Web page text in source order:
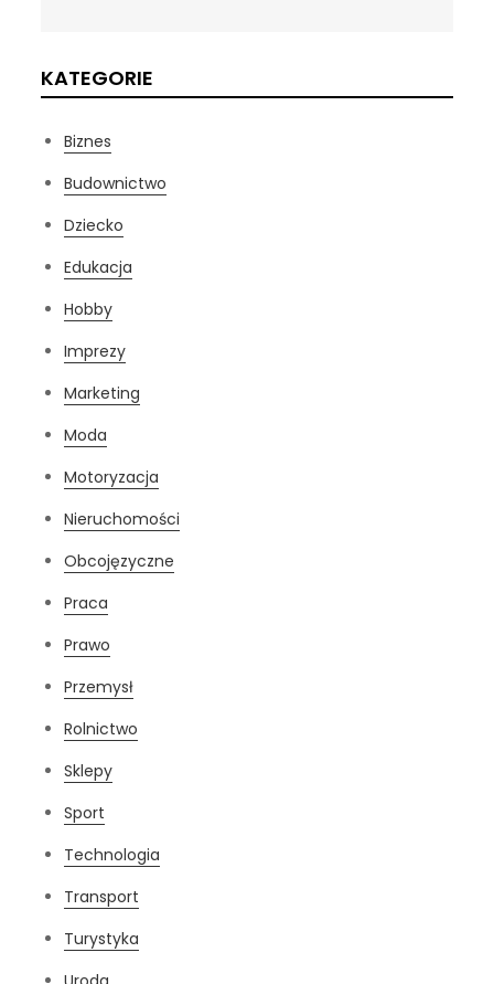
KATEGORIE
Biznes
Budownictwo
Dziecko
Edukacja
Hobby
Imprezy
Marketing
Moda
Motoryzacja
Nieruchomości
Obcojęzyczne
Praca
Prawo
Przemysł
Rolnictwo
Sklepy
Sport
Technologia
Transport
Turystyka